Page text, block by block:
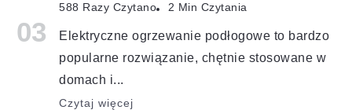
588 Razy Czytano 2 Min Czytania
Elektryczne ogrzewanie podłogowe to bardzo
popularne rozwiązanie, chętnie stosowane w
domach i...
Czytaj więcej